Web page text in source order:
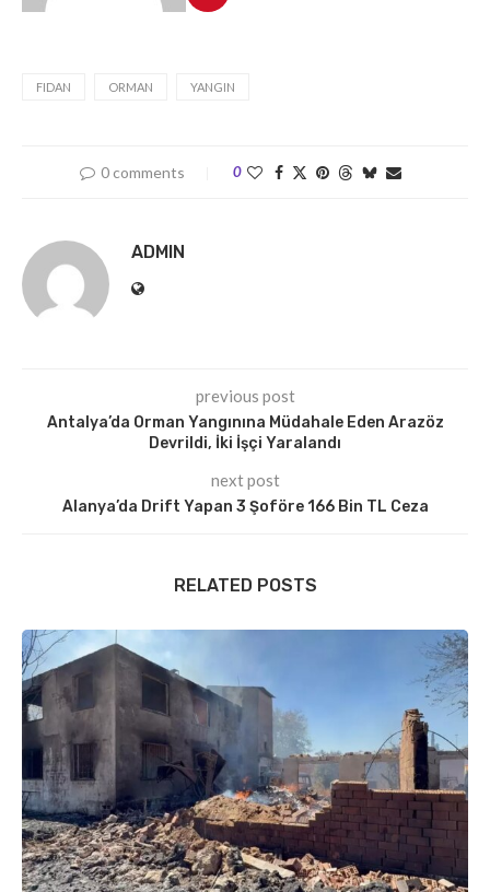
FIDAN ORMAN YANGIN
0 comments 0
ADMIN
previous post
Antalya’da Orman Yangınına Müdahale Eden Arazöz
Devrildi, İki İşçi Yaralandı
next post
Alanya’da Drift Yapan 3 Şoföre 166 Bin TL Ceza
RELATED POSTS